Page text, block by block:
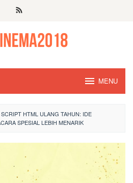
MENU
SCRIPT HTML ULANG TAHUN: IDE
SPESIAL LEBIH MENARIK